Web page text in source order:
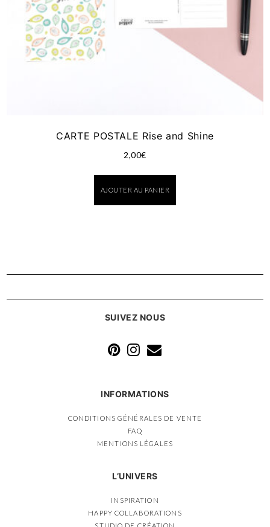
CARTE POSTALE Rise and Shine
2,00€
AJOUTER AU PANIER
SUIVEZ NOUS
INFORMATIONS
CONDITIONS GÉNÉRALES DE VENTE
FAQ
MENTIONS LÉGALES
L’UNIVERS
INSPIRATION
HAPPY COLLABORATIONS